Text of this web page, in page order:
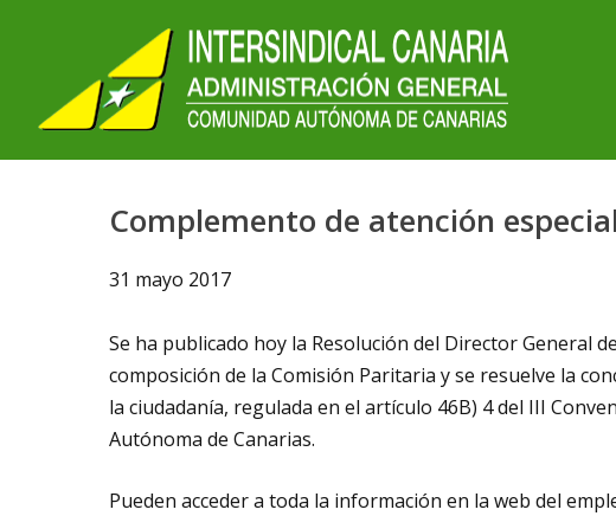
Complemento de atención
31 mayo 2017
Se ha publicado hoy la Resolución del Director General
composición de la Comisión Paritaria y se resuelve la
la ciudadanía, regulada en el artículo 46B) 4 del III
Autónoma de Canarias.
Pueden acceder a toda la información en la web del